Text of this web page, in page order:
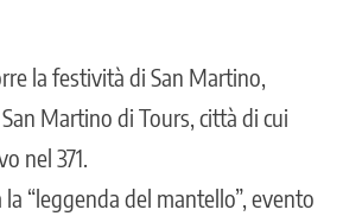
la festività di San Martino,
Martino di Tours, città di cui
nel 371.
“leggenda del mantello”, evento